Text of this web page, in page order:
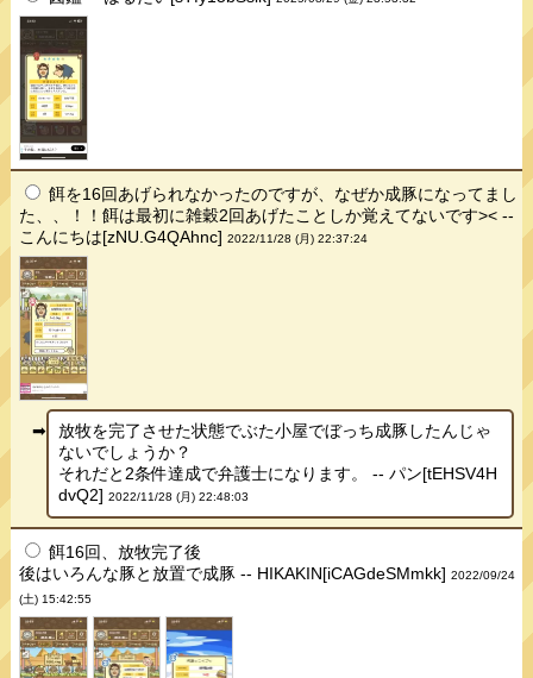
餌を16回あげられなかったのですが、なぜか成豚になってまし
た、、！！餌は最初に雑穀2回あげたことしか覚えてないです>< --
こんにちは[zNU.G4QAhnc]2022/11/28 (月) 22:37:24
放牧を完了させた状態でぶた小屋でぼっち成豚したんじゃ
ないでしょうか？
それだと2条件達成で弁護士になります。 -- パン[tEHSV4H
dvQ2] 2022/11/28 (月) 22:48:03
餌16回、放牧完了後
後はいろんな豚と放置で成豚 -- HIKAKIN[iCAGdeSMmkk]2022/09/24
(土) 15:42:55